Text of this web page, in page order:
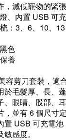
，減低寵物的緊
、內置 USB 可
：3、6、10、13
色
養
容剪刀套裝，適
於毛髮厚、長、
、眼睛、股部、
，並有 6 個尺寸
置 USB 可充電池
感度。